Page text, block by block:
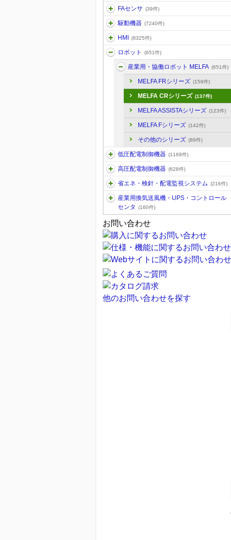
FAセンサ (39件)
駆動機器 (7240件)
HMI (8325件)
ロボット (651件)
産業用・協働ロボット MELFA (651件)
MELFA FRシリーズ (159件)
MELFA CRシリーズ (137件)
MELFA ASSISTAシリーズ (123件)
MELFA Fシリーズ (142件)
その他のシリーズ (89件)
低圧配電制御機器 (1169件)
高圧配電制御機器 (628件)
省エネ・検針・配電監視システム (216件)
産業用換気送風機・UPS・コントロール
センタ
(160件)
お問い合わせ
他のお問い合わせを探す